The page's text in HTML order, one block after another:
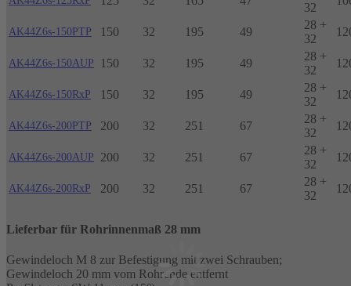
32
AK44Z6s-150PTP 150 32 195 49
28 +
32
AK44Z6s-150AUP 150 32 195 49
28 +
32
AK44Z6s-150RxP 150 32 195 49
28 +
32
AK44Z6s-200PTP 200 32 251 67
28 +
32
AK44Z6s-200AUP 200 32 251 67
28 +
32
AK44Z6s-200RxP 200 32 251 67
28 +
32
Lieferbar für Rohrinnenmaß 28 mm
Gewindeloch M 8 zur Befestigung mit zwei Schrauben;
Gewindeloch 20 mm vom Rohrende entfernt